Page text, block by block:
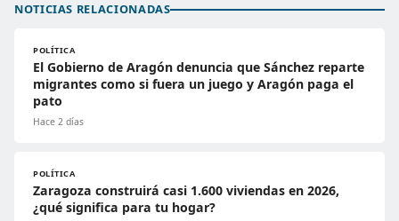
NOTICIAS RELACIONADAS
POLÍTICA
El Gobierno de Aragón denuncia que Sánchez reparte
migrantes como si fuera un juego y Aragón paga el
pato
Hace 2 días
POLÍTICA
Zaragoza construirá casi 1.600 viviendas en 2026,
¿qué significa para tu hogar?